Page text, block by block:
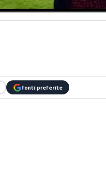
Fonti preferite